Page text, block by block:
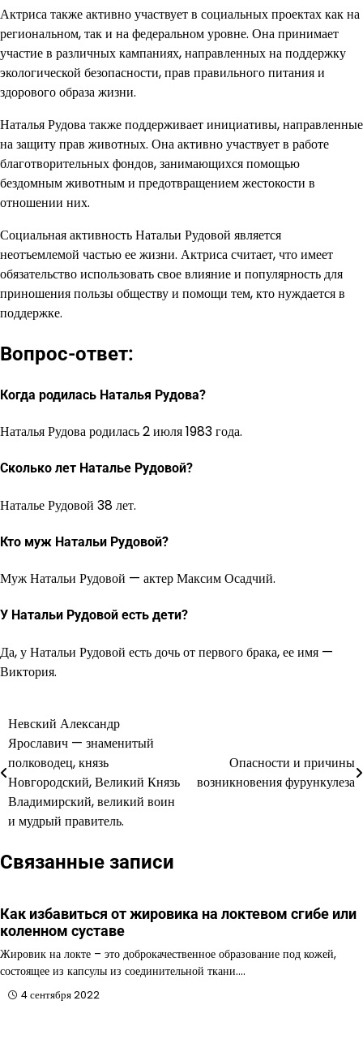
Актриса также активно участвует в социальных проектах как на
региональном, так и на федеральном уровне. Она принимает
участие в различных кампаниях, направленных на поддержку
экологической безопасности, прав правильного питания и
здорового образа жизни.
Наталья Рудова также поддерживает инициативы, направленные
на защиту прав животных. Она активно участвует в работе
благотворительных фондов, занимающихся помощью
бездомным животным и предотвращением жестокости в
отношении них.
Социальная активность Натальи Рудовой является
неотъемлемой частью ее жизни. Актриса считает, что имеет
обязательство использовать свое влияние и популярность для
приношения пользы обществу и помощи тем, кто нуждается в
поддержке.
Вопрос-ответ:
Когда родилась Наталья Рудова?
Наталья Рудова родилась 2 июля 1983 года.
Сколько лет Наталье Рудовой?
Наталье Рудовой 38 лет.
Кто муж Натальи Рудовой?
Муж Натальи Рудовой — актер Максим Осадчий.
У Натальи Рудовой есть дети?
Да, у Натальи Рудовой есть дочь от первого брака, ее имя —
Виктория.
Навигация
по
записям
Невский Александр
Ярославич — знаменитый
полководец, князь
Новгородский, Великий Князь
Владимирский, великий воин
и мудрый правитель.
Опасности и причины
возникновения фурункулеза
Связанные записи
Как избавиться от жировика на локтевом сгибе или
коленном суставе
Жировик на локте – это доброкачественное образование под кожей,
состоящее из капсулы из соединительной ткани.…
4 сентября 2022